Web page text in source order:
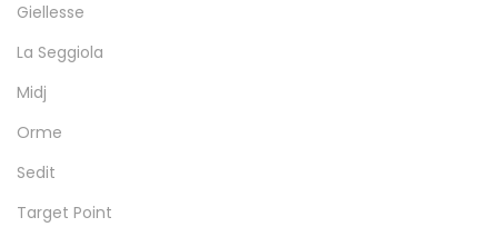
Giellesse
La Seggiola
Midj
Orme
Sedit
Target Point